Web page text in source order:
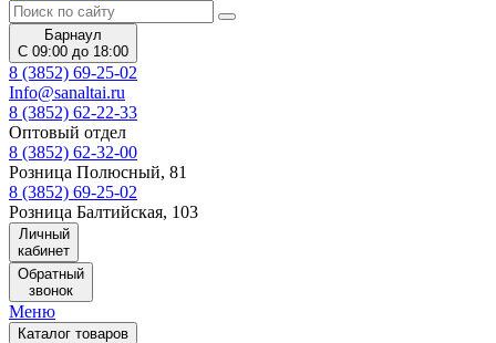
Барнаул
С 09:00 до 18:00
8 (3852) 69-25-02
Info@sanaltai.ru
8 (3852) 62-22-33
Оптовый отдел
8 (3852) 62-32-00
Розница Полюсный, 81
8 (3852) 69-25-02
Розница Балтийская, 103
Личный
кабинет
Обратный
звонок
Меню
Каталог товаров